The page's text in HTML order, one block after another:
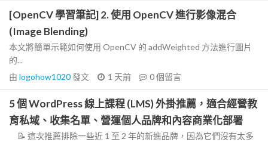
[OpenCV 學習筆記] 2. 使用 OpenCV 進行影像混合
(Image Blending)
本文將簡單示範如何使用 OpenCV 的 addWeighted 方法進行圖片
的...
由 logohow1020發文 1 天前 0個留言
5 個 WordPress 線上課程 (LMS) 外掛推薦，適合經營教
育私域、收集名單、營運個人品牌和內容商業化部署
📝 這次推薦排除一些近 1 至 2 年的新進品牌，因為它們沒有太多